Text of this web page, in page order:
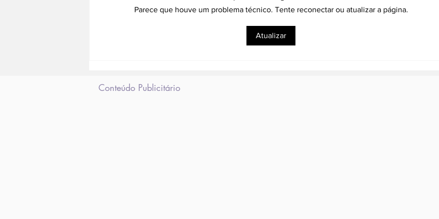
Talões de
estacionamento do Rio
Parece que houve um problema técnico. Tente reconectar ou atualizar a página.
Atualizar
Conteúdo Publicitário